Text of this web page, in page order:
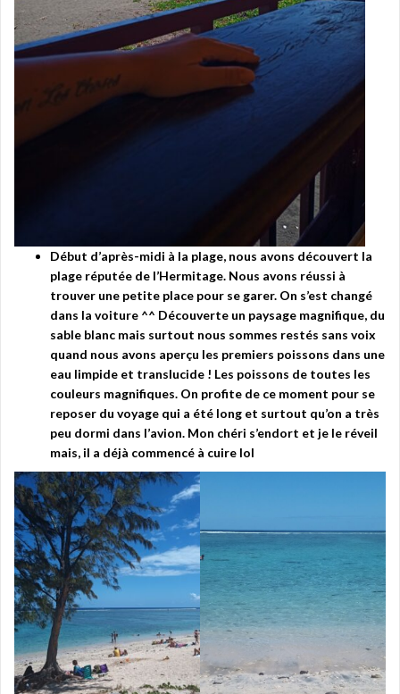
Début d’après-midi à la plage, nous avons découvert la
plage réputée de l’Hermitage. Nous avons réussi à
trouver une petite place pour se garer. On s’est changé
dans la voiture ^^ Découverte un paysage magnifique, du
sable blanc mais surtout nous sommes restés sans voix
quand nous avons aperçu les premiers poissons dans une
eau limpide et translucide ! Les poissons de toutes les
couleurs magnifiques. On profite de ce moment pour se
reposer du voyage qui a été long et surtout qu’on a très
peu dormi dans l’avion. Mon chéri s’endort et je le réveil
mais, il a déjà commencé à cuire lol